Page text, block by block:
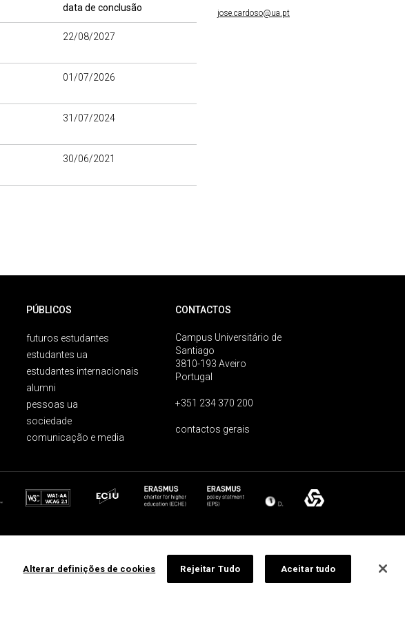
data de conclusão
22/08/2027
01/07/2026
31/07/2024
30/06/2021
jose.cardoso@ua.pt
PÚBLICOS
futuros estudantes
estudantes ua
estudantes internacionais
alumni
pessoas ua
sociedade
comunicação e media
CONTACTOS
Campus Universitário de
Santiago
3810-193 Aveiro
Portugal
+351 234 370 200
contactos gerais
Alterar definições de cookies Rejeitar Tudo Aceitar tudo